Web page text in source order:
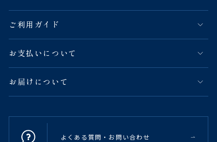
ご利用ガイド
お支払いについて
お届けについて
よくある質問・お問い合わせ